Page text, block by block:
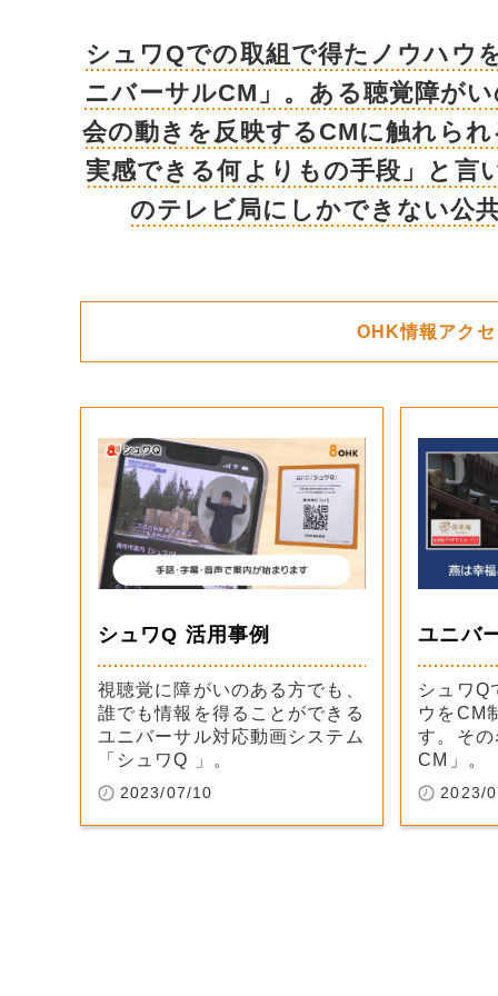
シュワQでの取組で得たノウハウ
ニバーサルCM」。ある聴覚障が
会の動きを反映するCMに触れら
実感できる何よりもの手段」と
のテレビ局にしかできない公
OHK情報アク
シュワQ 活用事例
視聴覚に障がいのある方でも、
誰でも情報を得ることができる
ユニバーサル対応動画システム
「シュワQ 」。
2023/07/10
ユニバ
シュワQ
ウをCM
す。そ
CM」。
2023/